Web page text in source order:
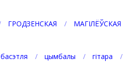
ГРОДЗЕНСКАЯ МАГІЛЁЎСКАЯ
басэтля цымбалы гітара